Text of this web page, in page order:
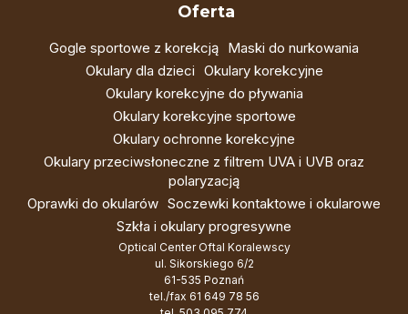
Oferta
Gogle sportowe z korekcją Maski do nurkowania
Okulary dla dzieci Okulary korekcyjne
Okulary korekcyjne do pływania
Okulary korekcyjne sportowe
Okulary ochronne korekcyjne
Okulary przeciwsłoneczne z filtrem UVA i UVB oraz
polaryzacją
Oprawki do okularów Soczewki kontaktowe i okularowe
Szkła i okulary progresywne
Optical Center Oftal Koralewscy
ul. Sikorskiego 6/2
61-535 Poznań
tel./fax 61 649 78 56